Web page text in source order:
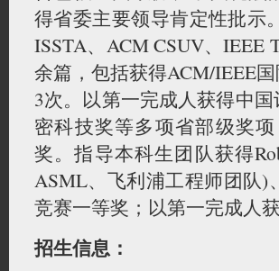
得省委主要领导肯定性批示
ISSTA、ACM CSUV、IEEE
余篇，包括获得ACM/IEEE
3次。以第一完成人获得中
密科技奖等多项省部级奖
奖。指导本科生团队获得
ASML、飞利浦工程师团队)
竞赛一等奖；以第一完成人
招生信息：